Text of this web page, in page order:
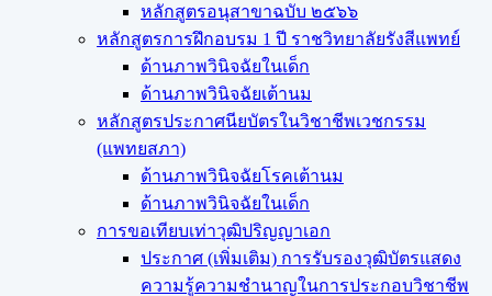
หลักสูตรอนุสาขาฉบับ ๒๕๖๖
หลักสูตรการฝึกอบรม 1 ปี ราชวิทยาลัยรังสีแพทย์
ด้านภาพวินิจฉัยในเด็ก
ด้านภาพวินิจฉัยเต้านม
หลักสูตรประกาศนียบัตรในวิชาชีพเวชกรรม
(แพทยสภา)
ด้านภาพวินิจฉัยโรคเต้านม
ด้านภาพวินิจฉัยในเด็ก
การขอเทียบเท่า​วุฒิปริญญา​เอก
ประกาศ (เพิ่มเติม) การรับรองวุฒิบัตรแสดง
ความรู้ความชำนาญในการประกอบวิชาชีพ